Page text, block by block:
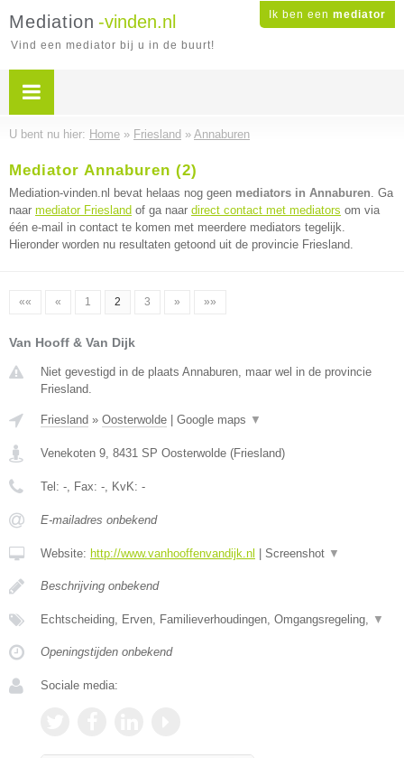
Ik ben een mediator
Mediation -vinden.nl
Vind een mediator bij u in de buurt!
U bent nu hier: Home » Friesland » Annaburen
Mediator Annaburen (2)
Mediation-vinden.nl bevat helaas nog geen mediators in Annaburen. Ga
naar mediator Friesland of ga naar direct contact met mediators om via
één e-mail in contact te komen met meerdere mediators tegelijk.
Hieronder worden nu resultaten getoond uit de provincie Friesland.
«« « 1 2 3 » »»
Van Hooff & Van Dijk
Niet gevestigd in de plaats Annaburen, maar wel in de provincie
Friesland.
Friesland » Oosterwolde Google maps ▼
Venekoten 9, 8431 SP Oosterwolde (Friesland)
Tel: -, Fax: -, KvK: -
E-mailadres onbekend
Website: http://www.vanhooffenvandijk.nl Screenshot ▼
Beschrijving onbekend
Echtscheiding, Erven, Familieverhoudingen, Omgangsregeling, ▼
Openingstijden onbekend
Sociale media: